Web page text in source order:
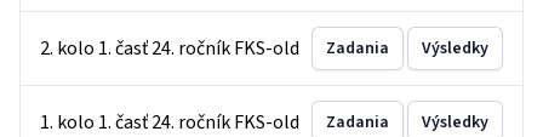
2. kolo 1. časť 24. ročník FKS-old Zadania Výsledky
1. kolo 1. časť 24. ročník FKS-old Zadania Výsledky